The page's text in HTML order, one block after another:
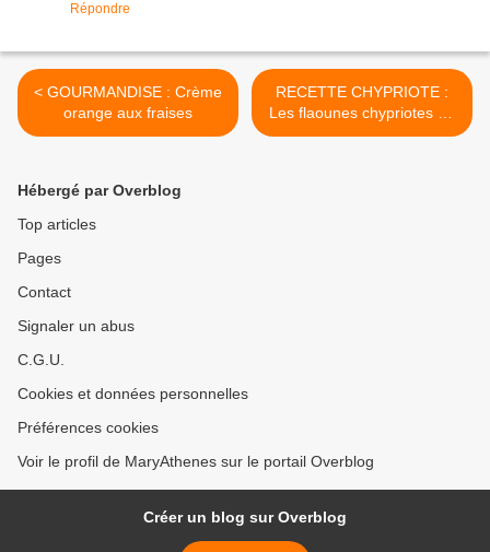
Répondre
< GOURMANDISE : Crème
orange aux fraises
RECETTE CHYPRIOTE :
Les flaounes chypriotes de
Pâques >
Hébergé par Overblog
Top articles
Pages
Contact
Signaler un abus
C.G.U.
Cookies et données personnelles
Préférences cookies
Voir le profil de MaryAthenes sur le portail Overblog
Créer un blog sur Overblog